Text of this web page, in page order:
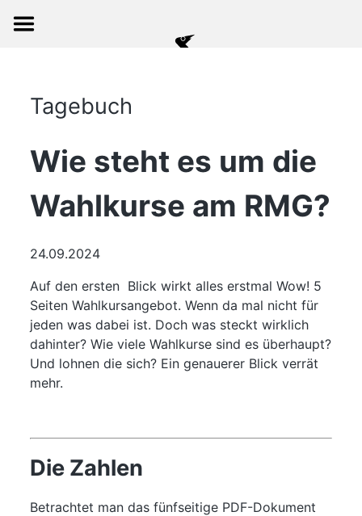
Tagebuch
Wie steht es um die
Wahlkurse am RMG?
24.09.2024
Auf den ersten Blick wirkt alles erstmal Wow! 5
Seiten Wahlkursangebot. Wenn da mal nicht für
jeden was dabei ist. Doch was steckt wirklich
dahinter? Wie viele Wahlkurse sind es überhaupt?
Und lohnen die sich? Ein genauerer Blick verrät
mehr.
Die Zahlen
Betrachtet man das fünfseitige PDF-Dokument